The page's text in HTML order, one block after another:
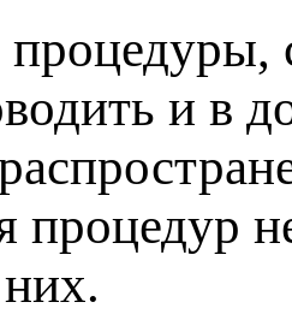
и в
процедур